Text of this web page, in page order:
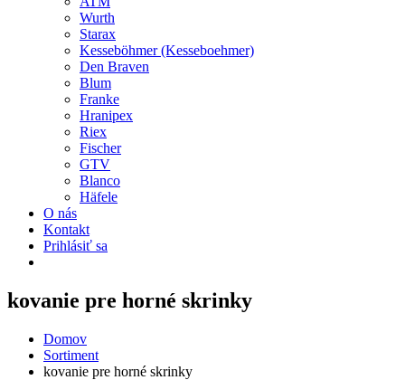
Wurth
Starax
Kesseböhmer (Kesseboehmer)
Den Braven
Blum
Franke
Hranipex
Riex
Fischer
GTV
Blanco
Häfele
O nás
Kontakt
Prihlásiť sa
kovanie pre horné skrinky
Domov
Sortiment
kovanie pre horné skrinky